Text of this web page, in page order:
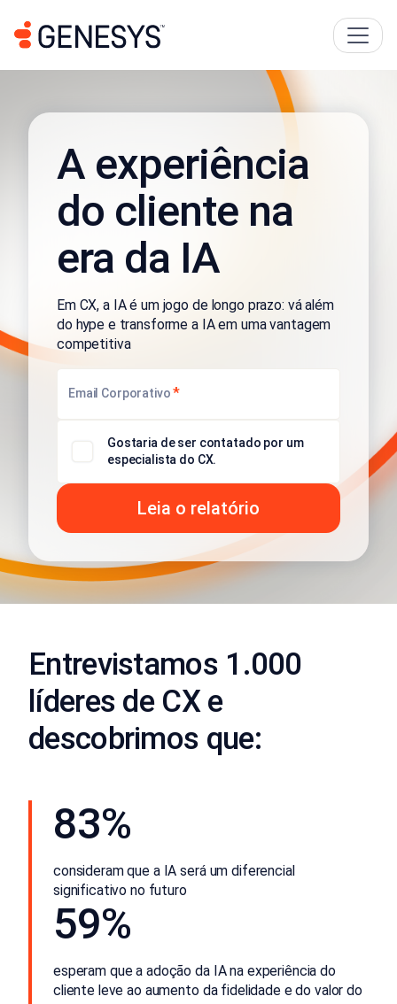
A experiência
do cliente na
era da IA
Em CX, a IA é um jogo de longo prazo: vá além
do hype e transforme a IA em uma vantagem
competitiva
Email Corporativo*
Gostaria de ser contatado por um
especialista do CX.
Entrevistamos 1.000
líderes de CX e
descobrimos que:
83%
consideram que a IA será um diferencial
significativo no futuro
59%
esperam que a adoção da IA na experiência do
cliente leve ao aumento da fidelidade e do valor do